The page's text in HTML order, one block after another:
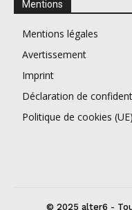
Mentions
Mentions légales
Avertissement
Imprint
Déclaration de
Politique de cookies (UE)
© 2025 alter6 -